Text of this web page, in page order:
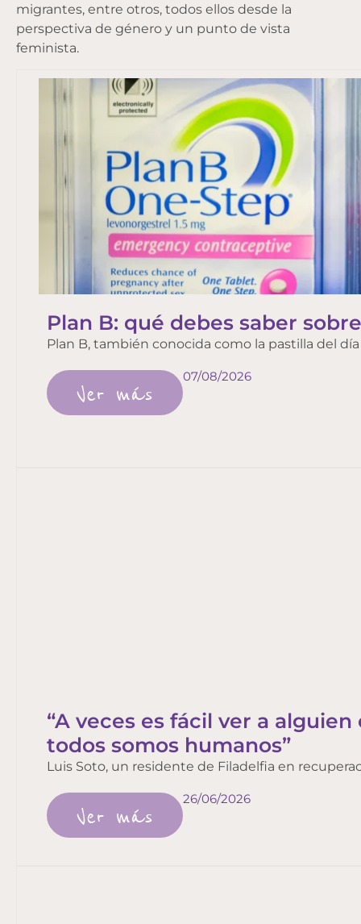
migrantes, entre otros, todos ellos desde la
perspectiva de género y un punto de vista
feminista.
Plan B: qué debes saber
Plan B, también conocida como la pastilla del
Ver más
07/08/2026
“A veces es fácil ver a
todos somos humanos”
Luis Soto, un residente de Filadelfia en
Ver más
26/06/2026